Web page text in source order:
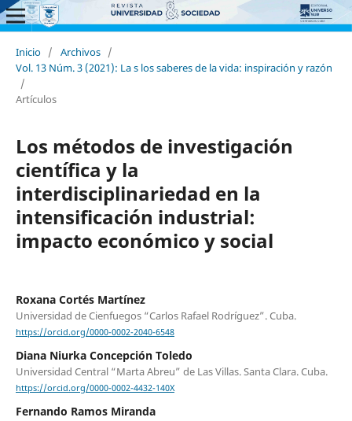
Inicio / Archivos /
Vol. 13 Núm. 3 (2021): La s los saberes de la vida: inspiración y razón
/
Artículos
Los métodos de investigación
científica y la
interdisciplinariedad en la
intensificación industrial:
impacto económico y social
Roxana Cortés Martínez
Universidad de Cienfuegos “Carlos Rafael Rodríguez”. Cuba.
https://orcid.org/0000-0002-2040-6548
Diana Niurka Concepción Toledo
Universidad Central “Marta Abreu” de Las Villas. Santa Clara. Cuba.
https://orcid.org/0000-0002-4432-140X
Fernando Ramos Miranda